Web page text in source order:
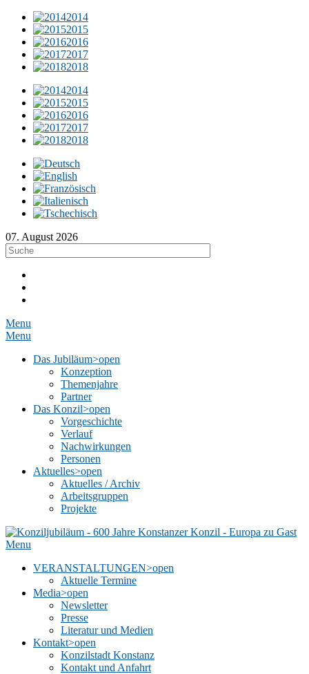
2014
2015
2016
2017
2018
2014
2015
2016
2017
2018
07. August 2026
Menu
Menu
Das Jubiläum>open
Konzeption
Themenjahre
Partner
Das Konzil>open
Vorgeschichte
Verlauf
Nachwirkungen
Personen
Aktuelles>open
Aktuelles / Archiv
Arbeitsgruppen
Projekte
Menu
VERANSTALTUNGEN>open
Aktuelle Termine
Media>open
Newsletter
Presse
Literatur und Medien
Kontakt>open
Konzilstadt Konstanz
Kontakt und Anfahrt